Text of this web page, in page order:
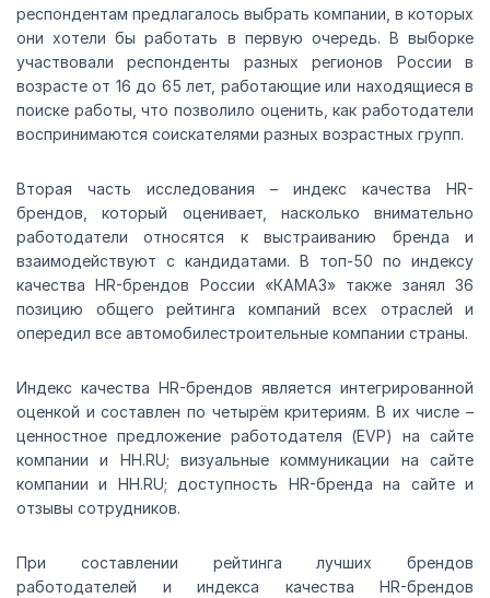
респондентам предлагалось выбрать компании, в которых
они хотели бы работать в первую очередь. В выборке
участвовали респонденты разных регионов России в
возрасте от 16 до 65 лет, работающие или находящиеся в
поиске работы, что позволило оценить, как работодатели
воспринимаются соискателями разных возрастных групп.
Вторая часть исследования – индекс качества HR-
брендов, который оценивает, насколько внимательно
работодатели относятся к выстраиванию бренда и
взаимодействуют с кандидатами. В топ-50 по индексу
качества HR-брендов России «КАМАЗ» также занял 36
позицию общего рейтинга компаний всех отраслей и
опередил все автомобилестроительные компании страны.
Индекс качества HR-брендов является интегрированной
оценкой и составлен по четырём критериям. В их числе –
ценностное предложение работодателя (EVP) на сайте
компании и HH.RU; визуальные коммуникации на сайте
компании и HH.RU; доступность HR-бренда на сайте и
отзывы сотрудников.
При составлении рейтинга лучших брендов
работодателей и индекса качества HR-брендов